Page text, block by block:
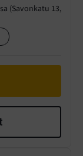
(Savonkatu 13,